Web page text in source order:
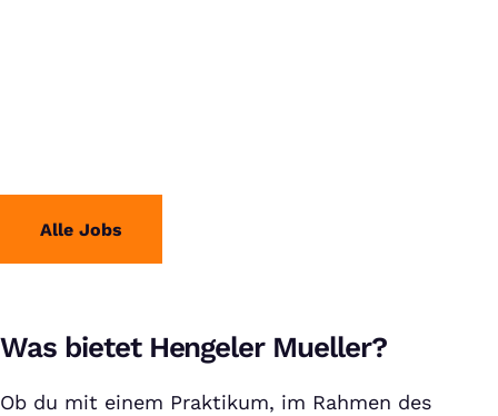
Alle Jobs
Was bietet Hengeler Mueller?
Ob du mit einem Praktikum, im Rahmen des